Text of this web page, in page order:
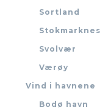
Sortland
Stokmarknes
Svolvær
Værøy
Vind i havnene
Bodø havn